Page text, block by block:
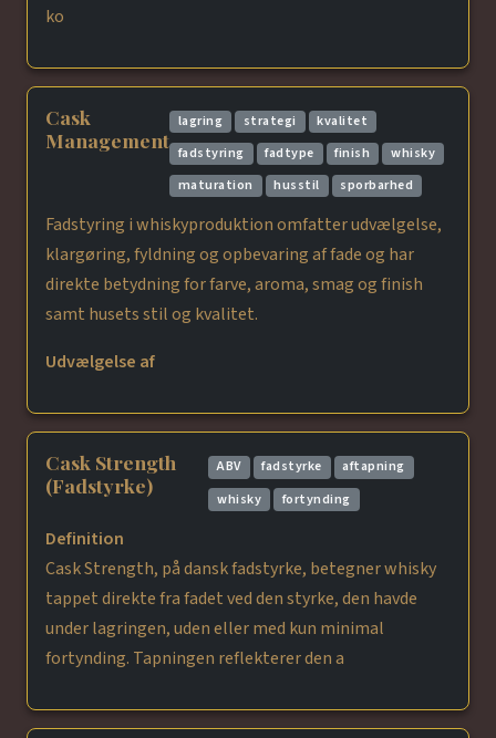
ko
Cask
Management
lagring strategi
kvalitet
fadstyring
fadtype finish
whisky
maturation
husstil sporbarhed
Fadstyring i whiskyproduktion omfatter udvælgelse,
klargøring, fyldning og opbevaring af fade og har
direkte betydning for farve, aroma, smag og finish
samt husets stil og kvalitet.
Udvælgelse af
Cask Strength
(Fadstyrke)
ABV fadstyrke
aftapning
whisky
fortynding
Definition
Cask Strength, på dansk fadstyrke, betegner whisky
tappet direkte fra fadet ved den styrke, den havde
under lagringen, uden eller med kun minimal
fortynding. Tapningen reflekterer den a